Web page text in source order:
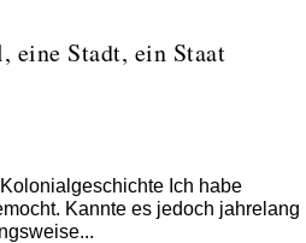
eine Stadt, ein Staat
Ich habe
Kannte es jedoch jahrelang